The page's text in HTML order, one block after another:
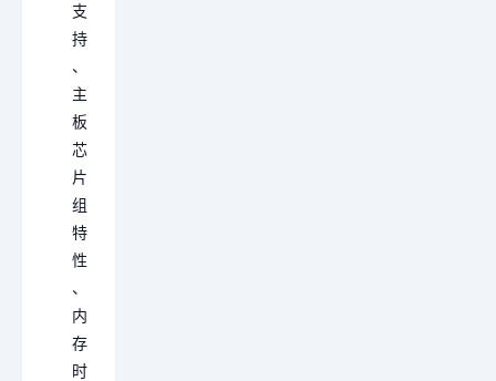
支
持
、
主
板
芯
片
组
特
性
、
内
存
时